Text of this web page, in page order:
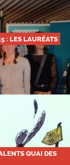
: LES LAURÉATS
QUAI DES